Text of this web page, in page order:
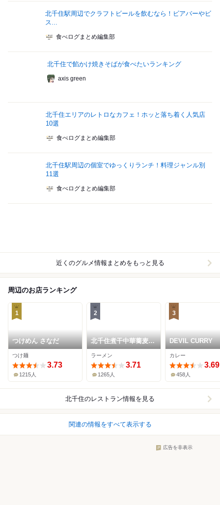
北千住駅周辺でクラフトビールを飲むなら！ビアバーやビ
ス...
食べログまとめ編集部
北千住で餡かけ焼きそばが食べたいランキング
axis green
北千住エリアのレトロなカフェ！ホッと落ち着く人気店
10選
食べログまとめ編集部
北千住駅周辺の個室でゆっくりランチ！料理ジャンル別
11選
食べログまとめ編集部
近くのグルメ情報まとめをもっと見る
周辺のお店ランキング
1
つけめん さなだ
つけ麺
3.73
1215人
2
北千住煮干中華蕎麦
かれん
ラーメン
3.71
1265人
3
DEVIL CURRY
カレー
3.69
458人
北千住のレストラン情報を見る
関連の情報をすべて表示する
広告を非表示